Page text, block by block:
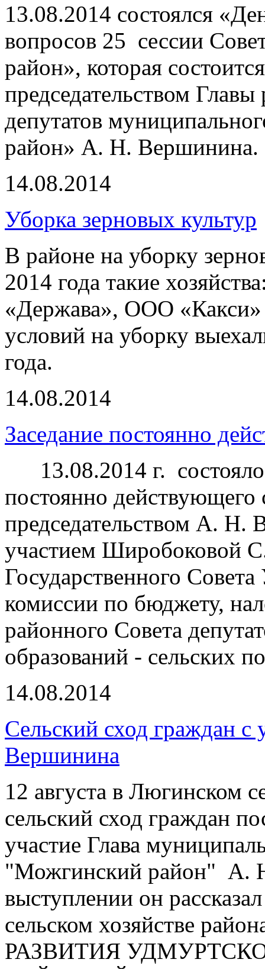
13.08.2014 состоялся
вопросов 25 сессии
район», которая
председательством
депутатов
район» А. Н. Вершинина.
14.08.2014
Уборка зерновых культур
В районе на уборку
2014 года такие
«Держава», ООО
условий на уборку
года.
14.08.2014
Заседание постоянно
13.08.2014 г.
постоянно действующего
председательством А.
участием Широбоковой
Государственного
комиссии по бюджету,
районного Совета
образований - сельских
14.08.2014
Сельский сход граждан
Вершинина
12 августа в Люгинском
сельский сход граждан
участие Глава
"Можгинский район" А.
выступлении он
сельском хозяйстве
РАЗВИТИЯ